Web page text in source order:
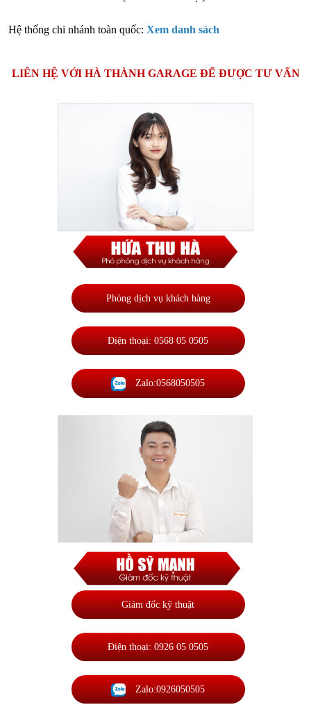
Hệ thống chi nhánh toàn quốc: Xem danh sách
LIÊN HỆ VỚI HÀ THÀNH GARAGE ĐỂ ĐƯỢC TƯ VẤN
Phòng dịch vụ khách hàng
Điện thoại: 0568 05 0505
Zalo:0568050505
Giám đốc kỹ thuật
Điện thoại: 0926 05 0505
Zalo:0926050505